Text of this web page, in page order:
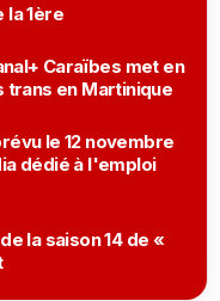
la 1ère
Caraïbes met en
en Martinique
le 12 novembre
dédié à l'emploi
la saison 14 de «